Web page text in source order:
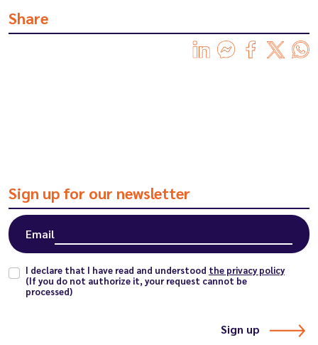
Share
Sign up for our newsletter
Email
I declare that I have read and understood the privacy policy
(If you do not authorize it, your request cannot be
processed)
Sign up